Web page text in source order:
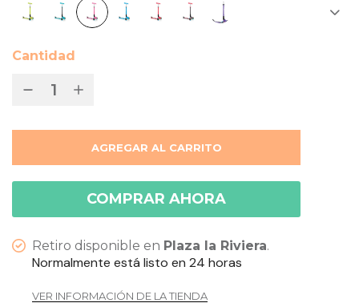
Cantidad
AGREGAR AL CARRITO
COMPRAR AHORA
Retiro disponible en Plaza la Riviera.
Normalmente está listo en 24 horas
VER INFORMACIÓN DE LA TIENDA